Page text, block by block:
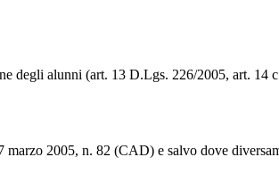
degli alunni (art. 13 D.Lgs. 226/2005, art.
2005, n. 82 (CAD) e salvo dove